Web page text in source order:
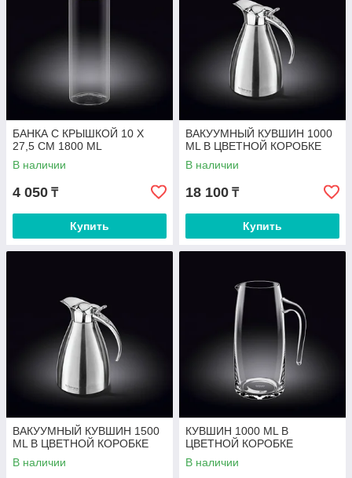
БАНКА С КРЫШКОЙ 10 X
27,5 CM 1800 ML
В наличии
4 050 ₸
Купить
ВАКУУМНЫЙ КУВШИН 1000
ML В ЦВЕТНОЙ КОРОБКЕ
В наличии
18 100 ₸
Купить
ВАКУУМНЫЙ КУВШИН 1500
ML В ЦВЕТНОЙ КОРОБКЕ
В наличии
КУВШИН 1000 ML В
ЦВЕТНОЙ КОРОБКЕ
В наличии